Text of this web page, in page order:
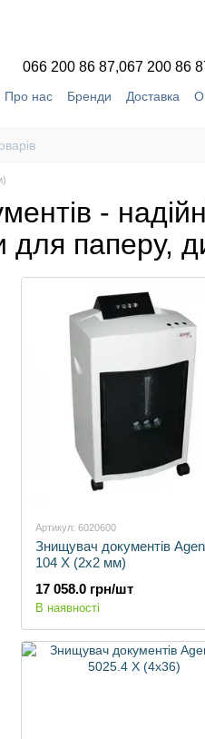
066 200 86 87,067 200 86
Про нас Бренди Доставка
-
паперу,
Артикул: 6020600
Знищувач документів
104 X (2x2 мм)
17 058.0 грн/шт
В наявності